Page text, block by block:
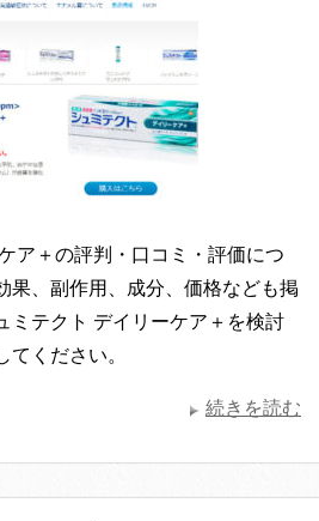
ア＋の評判・口コミ・評価につ
果、副作用、成分、価格なども掲
ミテクト デイリーケア＋を検討
てください。
続きを読む